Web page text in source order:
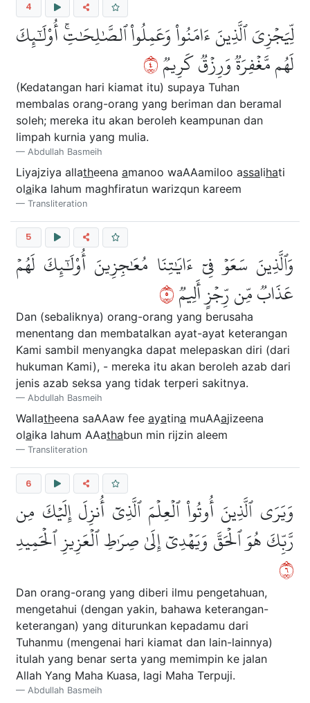
4
لِّيَجۡزِيَ ٱلَّذِينَ ءَامَنُواْ وَعَمِلُواْ ٱلصَّٰلِحَٰتِۚ أُوْلَٰٓئِكَ
لَهُم مَّغۡفِرَةٞ وَرِزۡقٞ كَرِيمٞ٤
(Kedatangan hari kiamat itu) supaya Tuhan
membalas orang-orang yang beriman dan beramal
soleh; mereka itu akan beroleh keampunan dan
limpah kurnia yang mulia.
Abdullah Basmeih
Liyajziya allatheena amanoo waAAamiloo assalihati
olaika lahum maghfiratun warizqun kareem
Transliteration
5
وَٱلَّذِينَ سَعَوۡ فِيٓ ءَايَٰتِنَا مُعَٰجِزِينَ أُوْلَٰٓئِكَ لَهُمۡ
عَذَابٞ مِّن رِّجۡزٍ أَلِيمٞ٥
Dan (sebaliknya) orang-orang yang berusaha
menentang dan membatalkan ayat-ayat keterangan
Kami sambil menyangka dapat melepaskan diri (dari
hukuman Kami), - mereka itu akan beroleh azab dari
jenis azab seksa yang tidak terperi sakitnya.
Abdullah Basmeih
Wallatheena saAAaw fee ayatina muAAajizeena
olaika lahum AAathabun min rijzin aleem
Transliteration
6
وَيَرَى ٱلَّذِينَ أُوتُواْ ٱلۡعِلۡمَ ٱلَّذِيٓ أُنزِلَ إِلَيۡكَ مِن
رَّبِّكَ هُوَ ٱلۡحَقَّ وَيَهۡدِيٓ إِلَىٰ صِرَٰطِ ٱلۡعَزِيزِ ٱلۡحَمِيدِ
٦
Dan orang-orang yang diberi ilmu pengetahuan,
mengetahui (dengan yakin, bahawa keterangan-
keterangan) yang diturunkan kepadamu dari
Tuhanmu (mengenai hari kiamat dan lain-lainnya)
itulah yang benar serta yang memimpin ke jalan
Allah Yang Maha Kuasa, lagi Maha Terpuji.
Abdullah Basmeih